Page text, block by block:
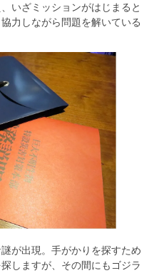
いざミッションがはじまると
力しながら問題を解いている
が出現。手がかりを探すため
しますが、その間にもゴジラ